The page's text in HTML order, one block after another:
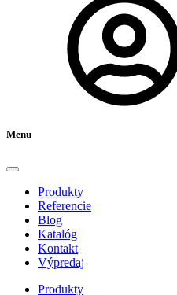
Menu
Produkty
Referencie
Blog
Katalóg
Kontakt
Výpredaj
Produkty